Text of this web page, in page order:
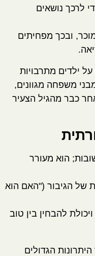
לרכך נושאים
ובכך מפחיתים
ילדים מתרבויות
משפחה מגוונים,
כבר מהגיל הצעיר
הוא מעורר
של הגיבור ("האם הוא
להבחין בין טוב
הגדולים